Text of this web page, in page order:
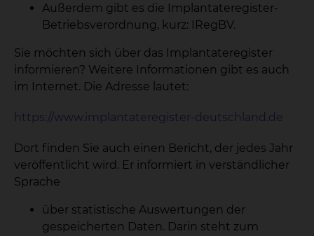
Außerdem gibt es die Implantateregister-
Betriebsverordnung, kurz: IRegBV.
Sie möchten sich über das Implantateregister
informieren? Weitere Informationen gibt es auch
im Internet. Die Adresse lautet:
https://www.implantateregister-deutschland.de
Dort finden Sie auch einen Bericht, der jedes Jahr
veröffentlicht wird. Er informiert in verständlicher
Sprache
über statistische Auswertungen der
gespeicherten Daten. Darin steht zum